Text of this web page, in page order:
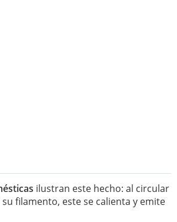
ilustran este hecho: al circular
filamento, este se calienta y emite